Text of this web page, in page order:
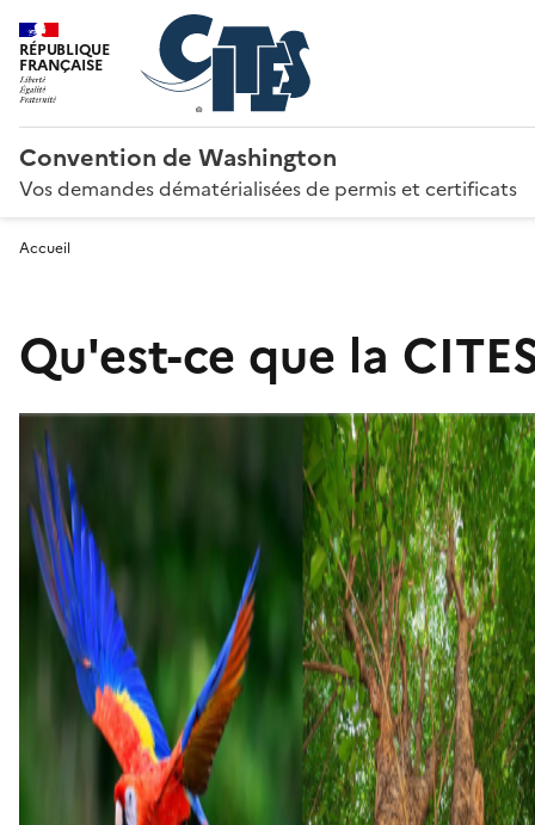
RÉPUBLIQUE
FRANÇAISE
Convention de Washington
Vos demandes dématérialisées de permis et certificats
Accueil
Qu'est-ce que la